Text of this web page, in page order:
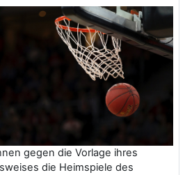
gegen die Vorlage ihres
die Heimspiele des